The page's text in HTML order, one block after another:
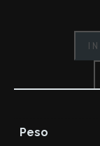
Peso